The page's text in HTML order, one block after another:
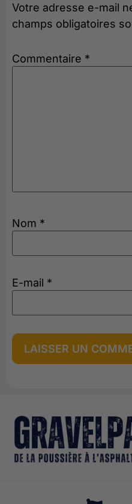
Votre adresse e-mail
champs obligatoires
Commentaire *
Nom *
E-mail *